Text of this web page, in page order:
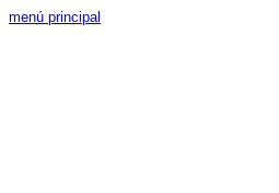
menú principal